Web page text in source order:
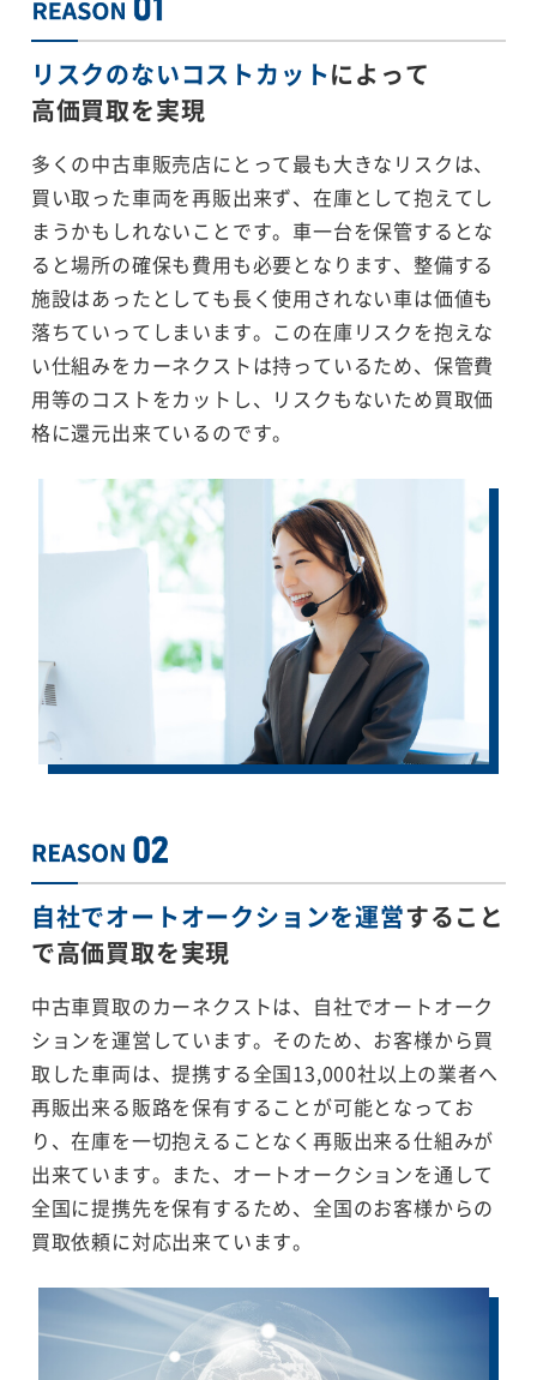
リスクのないコストカットによって
高価買取を実現
多くの中古車販売店にとって最も大きなリスクは、
買い取った車両を再販出来ず、在庫として抱えてし
まうかもしれないことです。車一台を保管するとな
ると場所の確保も費用も必要となります、整備する
施設はあったとしても長く使用されない車は価値も
落ちていってしまいます。この在庫リスクを抱えな
い仕組みをカーネクストは持っているため、保管費
用等のコストをカットし、リスクもないため買取価
格に還元出来ているのです。
自社でオートオークションを運営すること
で高価買取を実現
中古車買取のカーネクストは、自社でオートオーク
ションを運営しています。そのため、お客様から買
取した車両は、提携する全国13,000社以上の業者へ
再販出来る販路を保有することが可能となってお
り、在庫を一切抱えることなく再販出来る仕組みが
出来ています。また、オートオークションを通して
全国に提携先を保有するため、全国のお客様からの
買取依頼に対応出来ています。